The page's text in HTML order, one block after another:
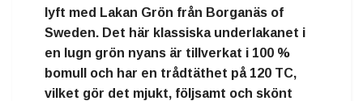
lyft med Lakan Grön från Borganäs of
Sweden. Det här klassiska underlakanet i
en lugn grön nyans är tillverkat i 100 %
bomull
och har en trådtäthet på 120 TC,
vilket gör det mjukt, följsamt och skönt